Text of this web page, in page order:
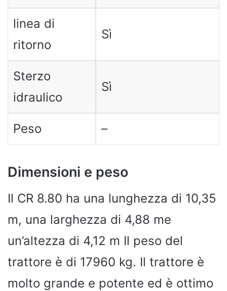
linea di
ritorno
Sì
Sterzo
idraulico
Sì
Peso –
Dimensioni e peso
Il CR 8.80 ha una lunghezza di 10,35
m, una larghezza di 4,88 me
un’altezza di 4,12 m Il peso del
trattore è di 17960 kg. Il trattore è
molto grande e potente ed è ottimo